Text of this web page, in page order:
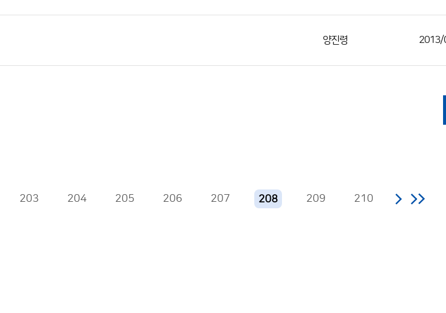
양진령 2013/
203 204 205 206 207 208 209 210